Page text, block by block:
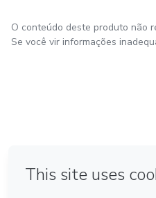
O conteúdo deste produto não
Se você vir informações
Feito com ❤ em Bogotá